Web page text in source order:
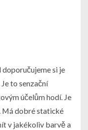
doporučujeme si je
to senzační
účelům hodí. Je
Má dobré statické
v jakékoliv barvě a